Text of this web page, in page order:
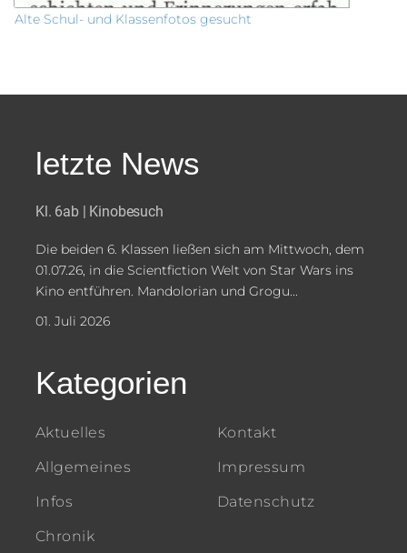
Alte Schul- und Klassenfotos gesucht
letzte News
Kl. 6ab | Kinobesuch
Die beiden 6. Klassen ließen sich am Mittwoch, dem
01.07.26, in die Scientfiction Welt von Star Wars ins
Kino entführen. Mandolorian und Grogu...
01. Juli 2026
Kategorien
Aktuelles
Allgemeines
Infos
Chronik
Kontakt
Impressum
Datenschutz